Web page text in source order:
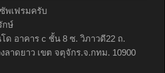
พเฟรมครับ
กษ์
ด อาคาร c ชั้น 8 ซ. วิภาวดี22 ถ.
ลาดยาว เขต จตุจักร.จ.กทม. 10900